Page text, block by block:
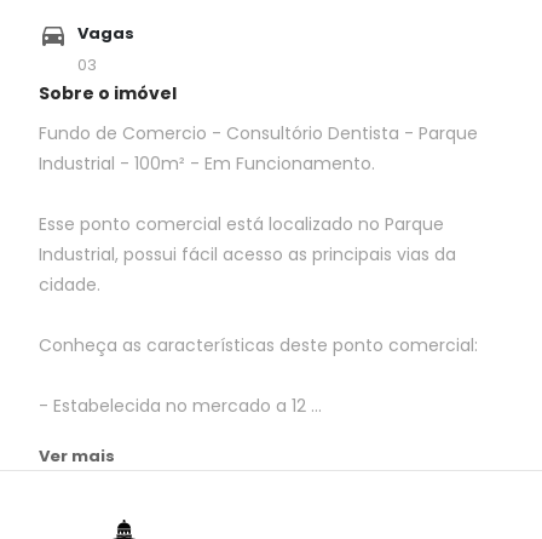
Vagas
03
Sobre o imóvel
Fundo de Comercio - Consultório Dentista - Parque
Industrial - 100m² - Em Funcionamento.
Esse ponto comercial está localizado no Parque
Industrial, possui fácil acesso as principais vias da
cidade.
Conheça as características deste ponto comercial:
- Estabelecida no mercado a 12 ...
Ver mais